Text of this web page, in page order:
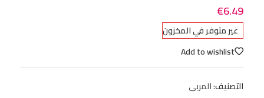
€6.49
غير متوفر في المخزون
Add to wishlist
التصنيف:المربى